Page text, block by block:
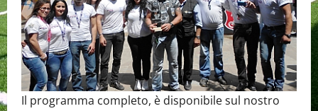
Il programma completo, è disponibile sul nostro